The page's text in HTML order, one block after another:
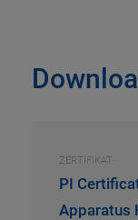
ZERTIFIKAT
PI
Apparatus